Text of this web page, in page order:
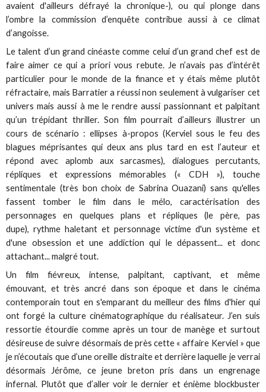
avaient d'ailleurs défrayé la chronique-), ou qui plonge dans
l’ombre la commission d’enquête contribue aussi à ce climat
d’angoisse.
Le talent d’un grand cinéaste comme celui d’un grand chef est de
faire aimer ce qui a priori vous rebute. Je n’avais pas d’intérêt
particulier pour le monde de la finance et y étais même plutôt
réfractaire, mais Barratier a réussi non seulement à vulgariser cet
univers mais aussi à me le rendre aussi passionnant et palpitant
qu’un trépidant thriller. Son film pourrait d’ailleurs illustrer un
cours de scénario : ellipses à-propos (Kerviel sous le feu des
blagues méprisantes qui deux ans plus tard en est l’auteur et
répond avec aplomb aux sarcasmes), dialogues percutants,
répliques et expressions mémorables (« CDH »), touche
sentimentale (très bon choix de Sabrina Ouazani) sans qu'elles
fassent tomber le film dans le mélo, caractérisation des
personnages en quelques plans et répliques (le père, pas
dupe), rythme haletant et personnage victime d'un système et
d'une obsession et une addiction qui le dépassent... et donc
attachant... malgré tout.
Un film fiévreux, intense, palpitant, captivant, et même
émouvant, et très ancré dans son époque et dans le cinéma
contemporain tout en s'emparant du meilleur des films d'hier qui
ont forgé la culture cinématographique du réalisateur. J’en suis
ressortie étourdie comme après un tour de manège et surtout
désireuse de suivre désormais de près cette « affaire Kerviel » que
je n’écoutais que d’une oreille distraite et derrière laquelle je verrai
désormais Jérôme, ce jeune breton pris dans un engrenage
infernal. Plutôt que d’aller voir le dernier et énième blockbuster